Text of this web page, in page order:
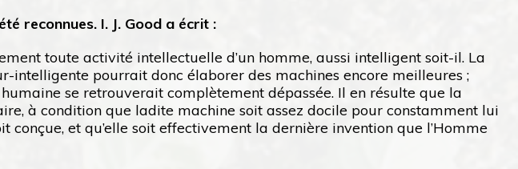
reconnues. I. J. Good a écrit :
toute activité intellectuelle d’un homme, aussi intelligent soit-il. La
intelligente pourrait donc élaborer des machines encore meilleures ;
se retrouverait complètement dépassée. Il en résulte que la
à condition que ladite machine soit assez docile pour constamment lui
et qu’elle soit effectivement la dernière invention que l’Homme